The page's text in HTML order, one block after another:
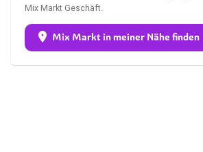
Mix Markt Geschäft.
Mix Markt in meiner Nähe finden